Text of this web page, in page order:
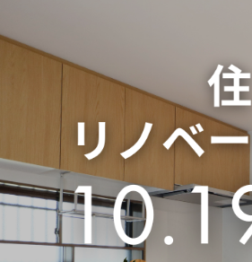
会社概要
代表挨拶
スタッフ紹介
求人情報
スタッフブログ